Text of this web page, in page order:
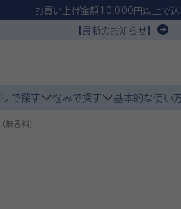
お買い上げ金額10,000円以上で送
【最新のお知らせ】
で探す 悩みで探す 基本的な使い
香料）